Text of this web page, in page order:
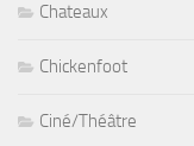
Chateaux
Chickenfoot
Ciné/Théâtre